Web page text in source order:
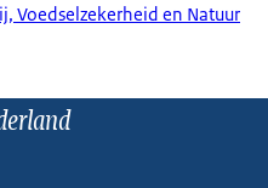
Voedselzekerheid en Natuur